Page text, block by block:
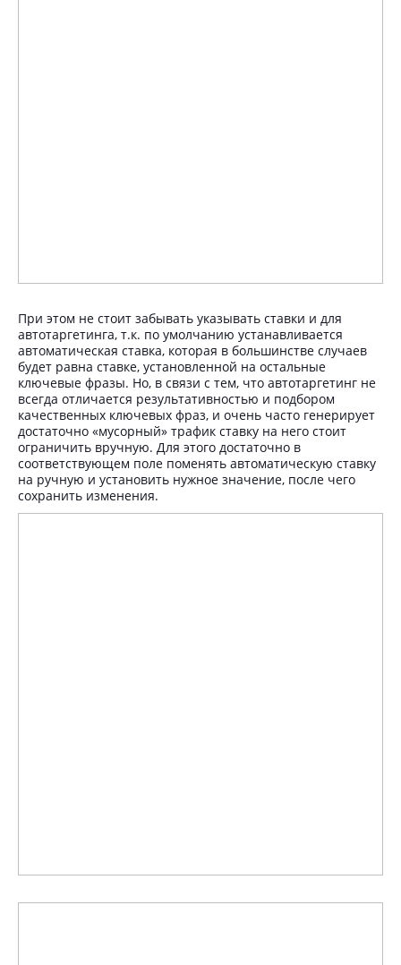
При этом не стоит забывать указывать ставки и для
автотаргетинга, т.к. по умолчанию устанавливается
автоматическая ставка, которая в большинстве случаев
будет равна ставке, установленной на остальные
ключевые фразы. Но, в связи с тем, что автотаргетинг не
всегда отличается результативностью и подбором
качественных ключевых фраз, и очень часто генерирует
достаточно «мусорный» трафик ставку на него стоит
ограничить вручную. Для этого достаточно в
соответствующем поле поменять автоматическую ставку
на ручную и установить нужное значение, после чего
сохранить изменения.